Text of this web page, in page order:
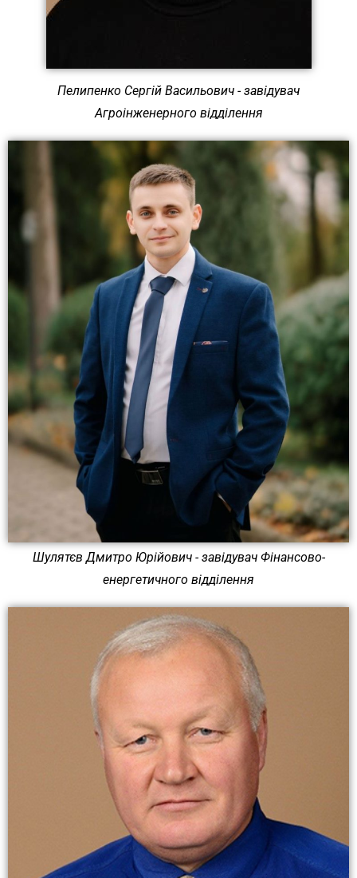
Пелипенко Сергій Васильович - завідувач
Агроінженерного відділення
Шулятєв Дмитро Юрійович - завідувач Фінансово-
енергетичного відділення